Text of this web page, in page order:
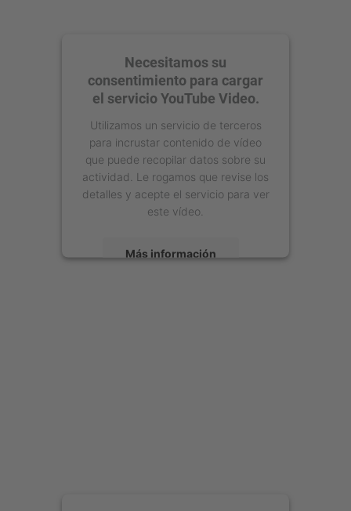
Necesitamos su
consentimiento para cargar
el servicio YouTube Video.
Utilizamos un servicio de terceros
para incrustar contenido de vídeo
que puede recopilar datos sobre su
actividad. Le rogamos que revise los
detalles y acepte el servicio para ver
este vídeo.
Más información